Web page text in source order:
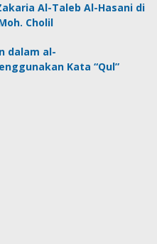
Al-Taleb Al-Hasani di
Cholil
dalam al-
Kata “Qul”